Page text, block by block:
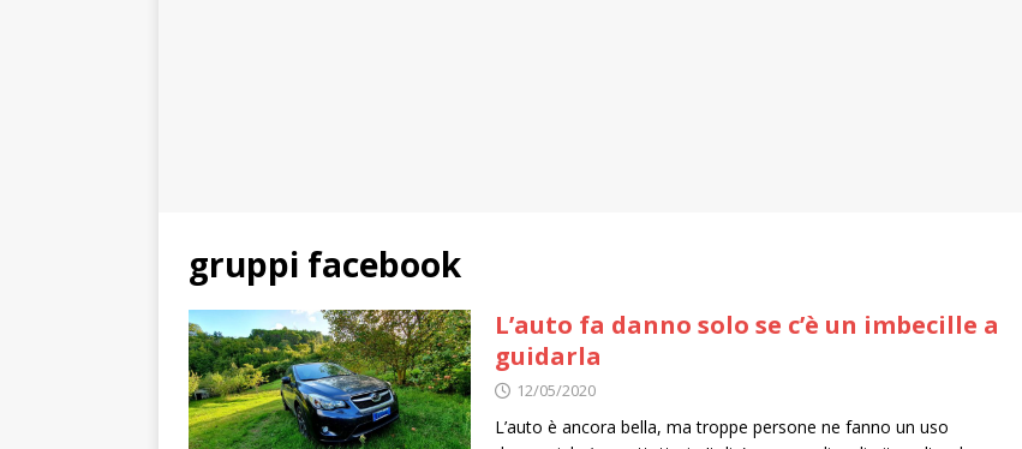
gruppi facebook
L’auto fa danno solo se c’è un imbecille a
guidarla
12/05/2020
L’auto è ancora bella, ma troppe persone ne fanno un uso